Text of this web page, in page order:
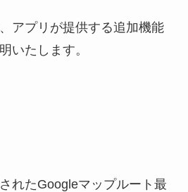
アプリが提供する追加機能
いたします。
れたGoogleマップルート最